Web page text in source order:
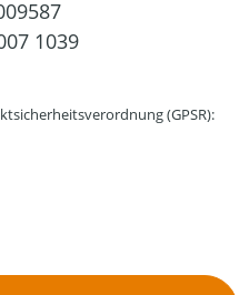
1039
(GPSR):